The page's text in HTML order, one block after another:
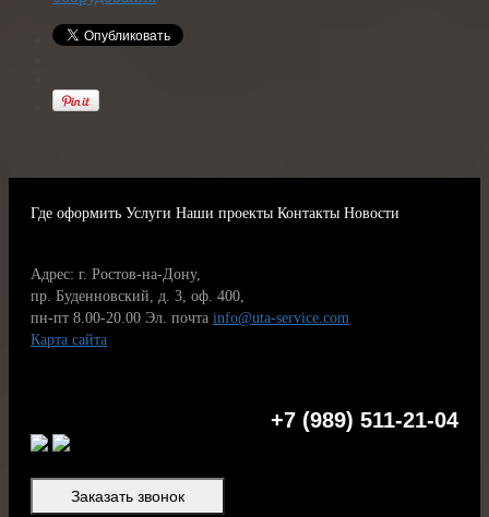
Где оформить Услуги Наши проекты Контакты Новости
Адрес: г. Ростов-на-Дону,
пр. Буденновский, д. 3, оф. 400,
пн-пт 8.00-20.00 Эл. почта info@uta-service.com
Карта сайта
+7 (989) 511-21-04
Заказать звонок